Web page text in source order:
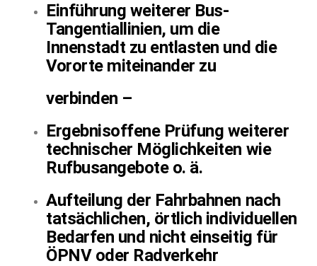
Einführung weiterer Bus-
Tangentiallinien, um die
Innenstadt zu entlasten und die
Vororte miteinander zu
verbinden –
Ergebnisoffene Prüfung weiterer
technischer Möglichkeiten wie
Rufbusangebote o. ä.
Aufteilung der Fahrbahnen nach
tatsächlichen, örtlich individuellen
Bedarfen und nicht einseitig für
ÖPNV oder Radverkehr